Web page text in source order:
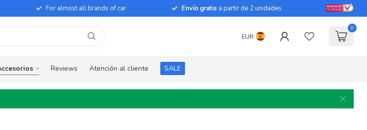
For almost all brands of car Envío gratis a partir de 2 unidades
EUR
0
Reviews Atención al cliente SALE